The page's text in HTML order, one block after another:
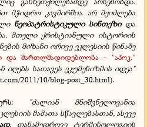
მჭიდრო კავშირშია. არ შეიძლება
ნეოპატრისტიკული სინთეზი და
მთელი ქრისტიანული ისტორიის
მიზანი ორივე ეკლესიის წინაშე
და მართლმადიდებლობა - "აპოკ."
სათავეს ეკუმენიზმის იდეა"
2011/10/blog-post_30.html).
"ძალიან მნიშვნელოვანია
მამათა სწავლებასთან, ასევე
, თანამედროვე ტერმინოლოგიის